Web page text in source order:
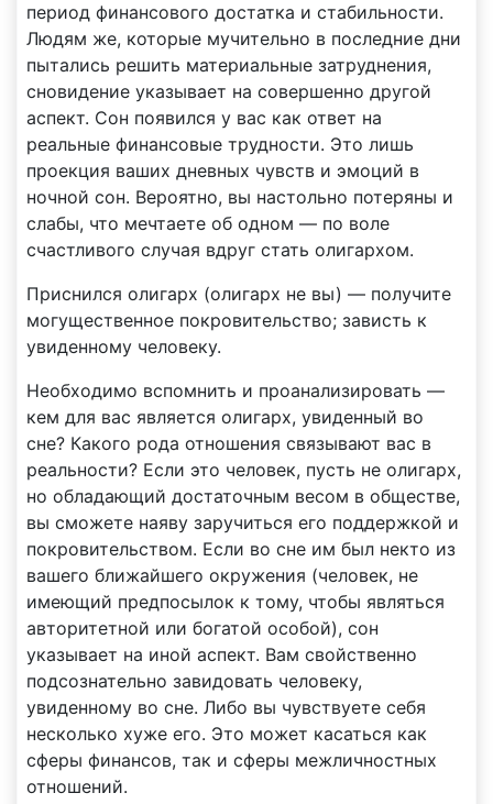
период финансового достатка и стабильности.
Людям же, которые мучительно в последние дни
пытались решить материальные затруднения,
сновидение указывает на совершенно другой
аспект. Сон появился у вас как ответ на
реальные финансовые трудности. Это лишь
проекция ваших дневных чувств и эмоций в
ночной сон. Вероятно, вы настольно потеряны и
слабы, что мечтаете об одном — по воле
счастливого случая вдруг стать олигархом.
Приснился олигарх (олигарх не вы) — получите
могущественное покровительство; зависть к
увиденному человеку.
Необходимо вспомнить и проанализировать —
кем для вас является олигарх, увиденный во
сне? Какого рода отношения связывают вас в
реальности? Если это человек, пусть не олигарх,
но обладающий достаточным весом в обществе,
вы сможете наяву заручиться его поддержкой и
покровительством. Если во сне им был некто из
вашего ближайшего окружения (человек, не
имеющий предпосылок к тому, чтобы являться
авторитетной или богатой особой), сон
указывает на иной аспект. Вам свойственно
подсознательно завидовать человеку,
увиденному во сне. Либо вы чувствуете себя
несколько хуже его. Это может касаться как
сферы финансов, так и сферы межличностных
отношений.